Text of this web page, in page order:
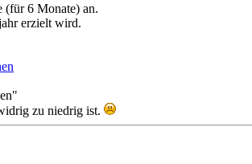
(für 6 Monate) an.
erzielt wird.
zu niedrig ist.